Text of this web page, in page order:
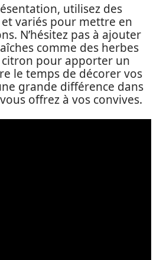
utilisez des
variés pour mettre en
N’hésitez pas à ajouter
comme des herbes
citron pour apporter un
le temps de décorer vos
grande différence dans
offrez à vos convives.